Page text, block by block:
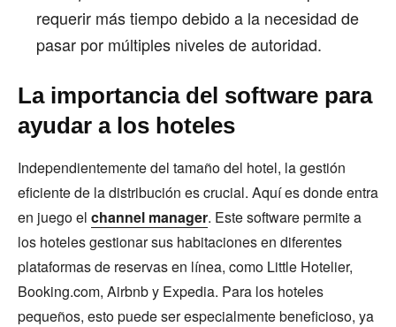
requerir más tiempo debido a la necesidad de
pasar por múltiples niveles de autoridad.
La importancia del software para
ayudar a los hoteles
Independientemente del tamaño del hotel, la gestión
eficiente de la distribución es crucial. Aquí es donde entra
en juego el channel manager. Este software permite a
los hoteles gestionar sus habitaciones en diferentes
plataformas de reservas en línea, como Little Hotelier,
Booking.com, Airbnb y Expedia. Para los hoteles
pequeños, esto puede ser especialmente beneficioso, ya